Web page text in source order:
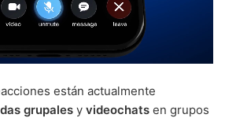
están actualmente
grupales y videochats en grupos